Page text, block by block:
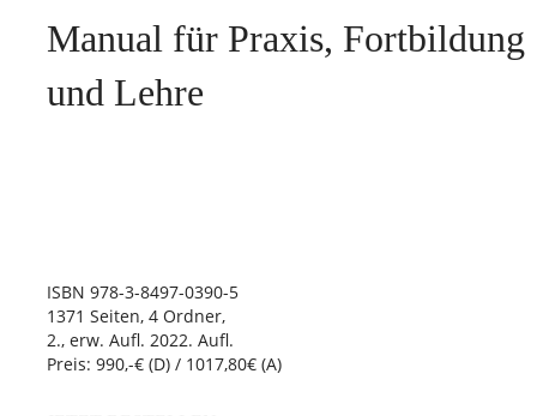
Manual für Praxis, Fortbildung
und Lehre
ISBN 978-3-8497-0390-5
1371 Seiten, 4 Ordner,
2., erw. Aufl. 2022. Aufl.
Preis: 990,-€ (D) / 1017,80€ (A)